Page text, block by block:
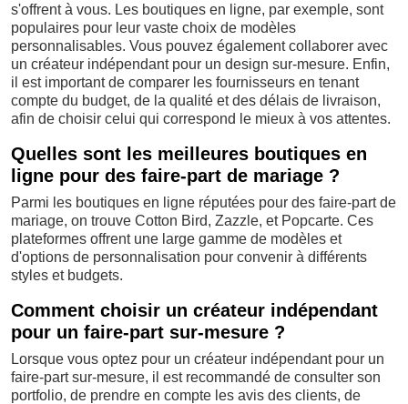
s'offrent à vous. Les boutiques en ligne, par exemple, sont
populaires pour leur vaste choix de modèles
personnalisables. Vous pouvez également collaborer avec
un créateur indépendant pour un design sur-mesure. Enfin,
il est important de comparer les fournisseurs en tenant
compte du budget, de la qualité et des délais de livraison,
afin de choisir celui qui correspond le mieux à vos attentes.
Quelles sont les meilleures boutiques en
ligne pour des faire-part de mariage ?
Parmi les boutiques en ligne réputées pour des faire-part de
mariage, on trouve Cotton Bird, Zazzle, et Popcarte. Ces
plateformes offrent une large gamme de modèles et
d'options de personnalisation pour convenir à différents
styles et budgets.
Comment choisir un créateur indépendant
pour un faire-part sur-mesure ?
Lorsque vous optez pour un créateur indépendant pour un
faire-part sur-mesure, il est recommandé de consulter son
portfolio, de prendre en compte les avis des clients, de